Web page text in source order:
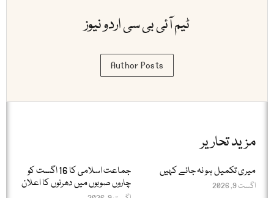
ٹیم آئی بی سی اردو نیوز
Author Posts
مزید تحاریر
میری تکمیل ہو نہ جائے کہیں
اگست 9, 2026
جماعت اسلامی کا 16 اگست کو
چاروں صوبوں میں دھرنوں کا اعلان